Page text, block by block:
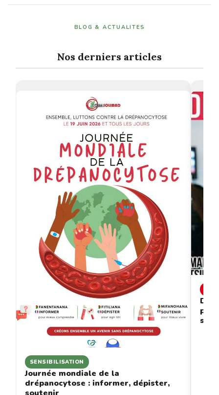
BLOG & ACTUALITES
Nos derniers articles
SENSIBILISATION
Journée mondiale de la
drépanocytose : informer, dépister,
soutenir